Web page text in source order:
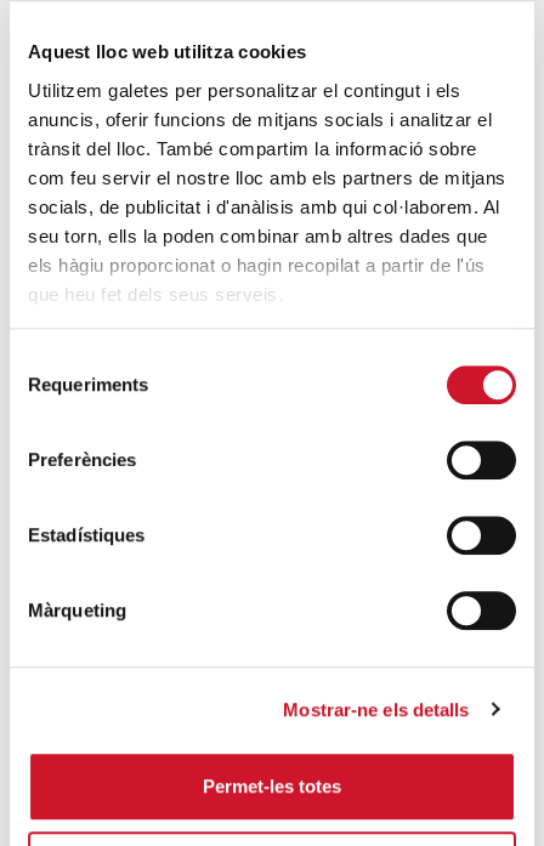
Aquest lloc web utilitza cookies
Utilitzem galetes per personalitzar el contingut i els
anuncis, oferir funcions de mitjans socials i analitzar el
trànsit del lloc. També compartim la informació sobre
com feu servir el nostre lloc amb els partners de mitjans
socials, de publicitat i d'anàlisis amb qui col·laborem. Al
seu torn, ells la poden combinar amb altres dades que
els hàgiu proporcionat o hagin recopilat a partir de l'ús
que heu fet dels seus serveis.
Requeriments
Preferències
Estadístiques
Màrqueting
Mostrar-ne els detalls
Permet-les totes
SIGUE LEYENDO
Los Colegios Mayores de la UB, apoyo a
Cáritas
SIGUE LEYENDO
ÚLTIMAS ENTRADAS
la protección de la dignidad humana
extraordinario de regularización
hacer crecer el Maresme